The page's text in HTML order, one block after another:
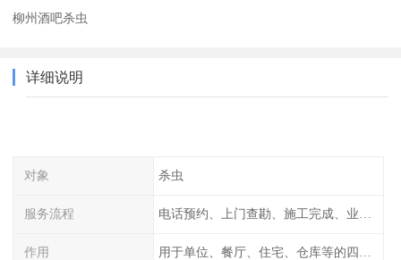
柳州酒吧杀虫
详细说明
对象 杀虫
服务流程
作用